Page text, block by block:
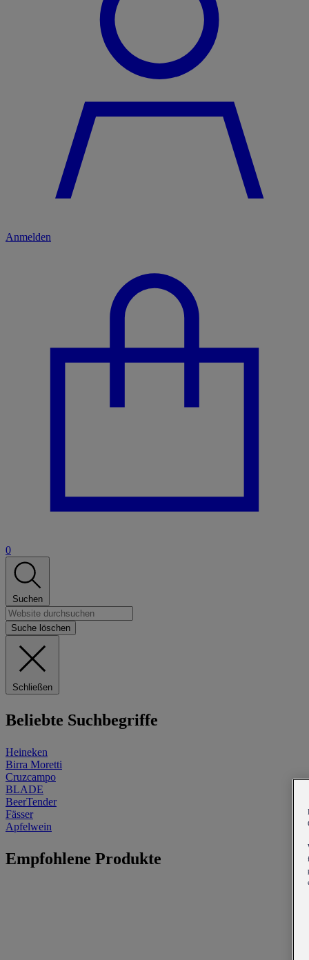
Anmelden
0
Suchen
Suche löschen
Schließen
Beliebte Suchbegriffe
Heineken
Birra Moretti
Cruzcampo
BLADE
BeerTender
Fässer
Apfelwein
Empfohlene Produkte